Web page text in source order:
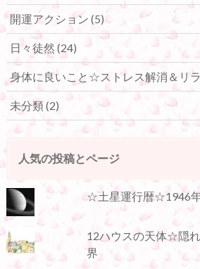
開運アクション (5)
日々徒然 (24)
身体に良いこと☆ストレス解消＆リ
未分類(2)
人気の投稿とページ
☆土星運行暦☆1946
12ハウスの天体☆隠
界